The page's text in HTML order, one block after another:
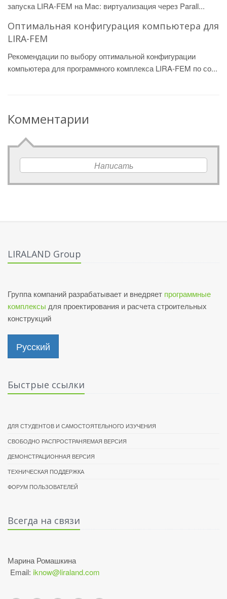
запуска LIRA-FEM на Mac: виртуализация через Parall...
Оптимальная конфигурация компьютера для
LIRA-FEM
Рекомендации по выбору оптимальной конфигурации
компьютера для программного комплекса LIRA-FEM по со...
Комментарии
Написать
LIRALAND Group
Группа компаний разрабатывает и внедряет программные
комплексы для проектирования и расчета строительных
конструкций
Русский
Быстрые ссылки
ДЛЯ СТУДЕНТОВ И САМОСТОЯТЕЛЬНОГО ИЗУЧЕНИЯ
СВОБОДНО РАСПРОСТРАНЯЕМАЯ ВЕРСИЯ
ДЕМОНСТРАЦИОННАЯ ВЕРСИЯ
ТЕХНИЧЕСКАЯ ПОДДЕРЖКА
ФОРУМ ПОЛЬЗОВАТЕЛЕЙ
Всегда на связи
Марина Ромашкина
Email: iknow@liraland.com